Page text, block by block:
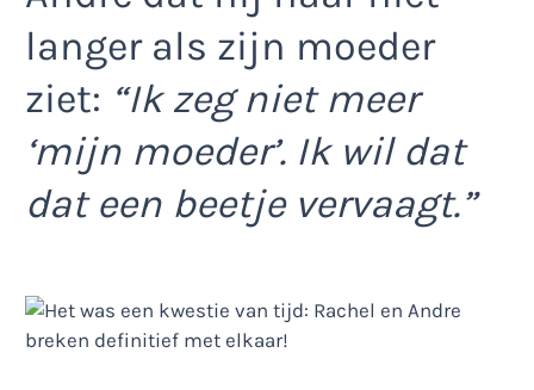
langer als zijn moeder
ziet: “Ik zeg niet meer
‘mijn moeder’. Ik wil dat
dat een beetje vervaagt.”